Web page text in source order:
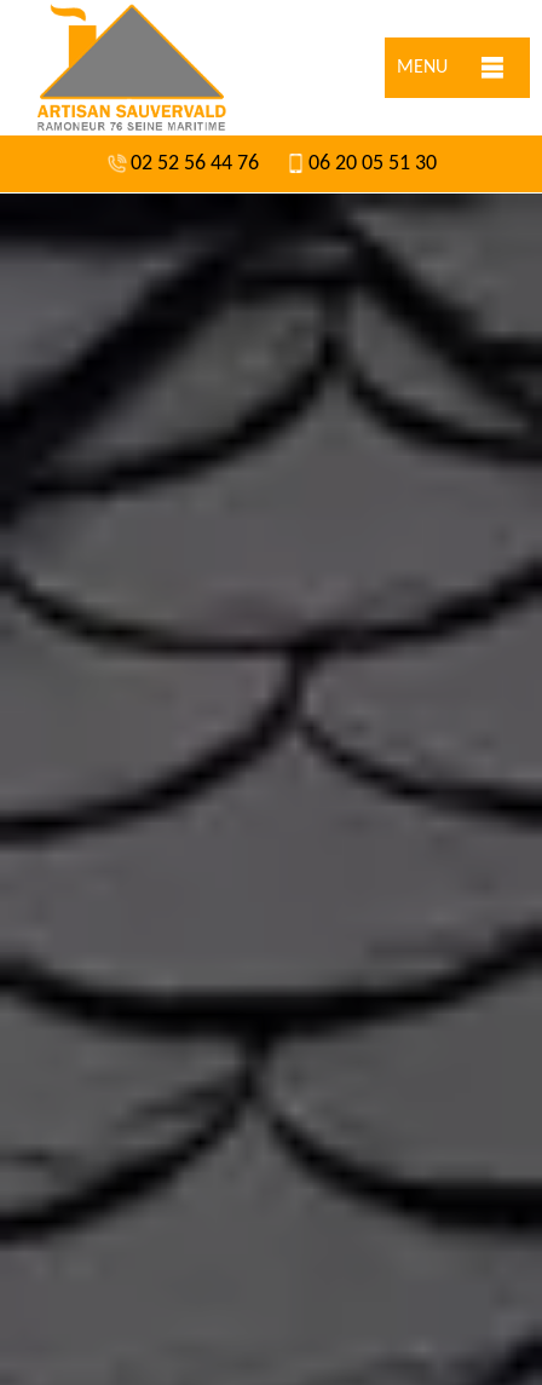
MENU
02 52 56 44 76 06 20 05 51 30